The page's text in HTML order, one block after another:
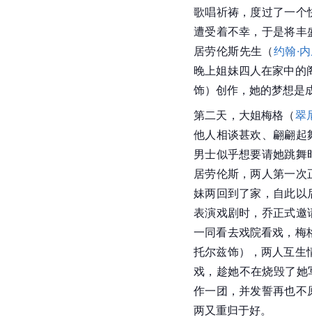
歌唱祈祷，度过了一个
遭受着不幸，于是将丰
居劳伦斯先生（约翰·
晚上姐妹四人在家中的
饰）创作，她的梦想是
第二天，大姐梅格（翠
他人相谈甚欢、翩翩起
男士似乎想要请她跳
居劳伦斯，两人第一
妹两回到了家，自此以
表演戏剧时，乔正式邀
一同看去戏院看戏，梅
托尔兹饰），两人互生
戏，趁她不在烧毁了
作一团，并发誓再也不
两又重归于好。